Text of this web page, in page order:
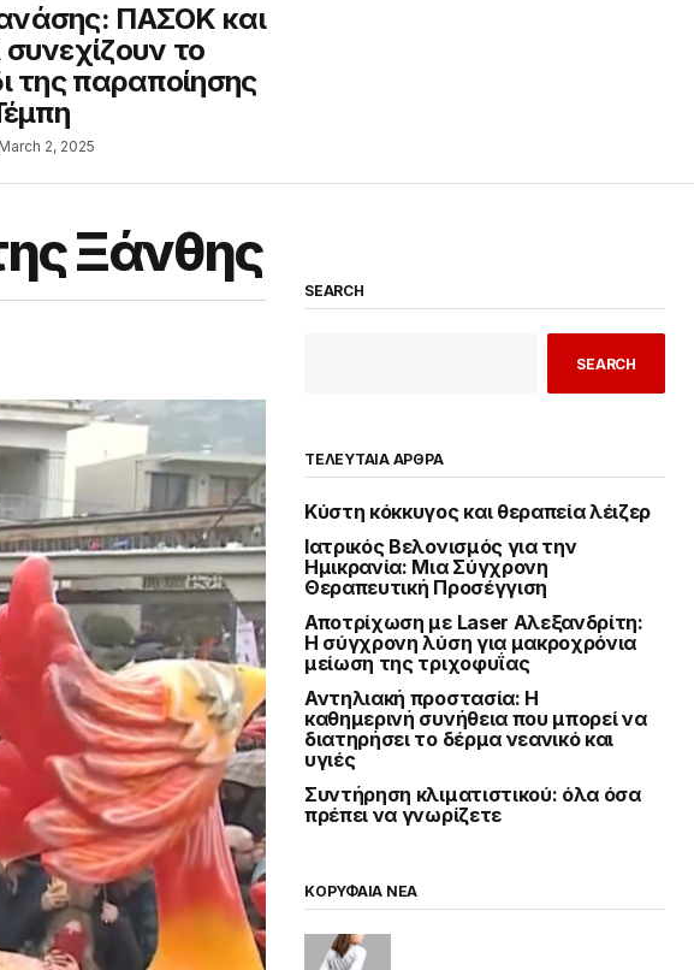
ΠΑΣΟΚ και
το
της παραποίησης
March 2, 2025
Ξάνθης
SEARCH
SEARCH
ΤΕΛΕΥΤΑΙΑ ΑΡΘΡΑ
Κύστη κόκκυγος και θεραπεία λέιζερ
Ιατρικός Βελονισμός για την
Ημικρανία: Μια Σύγχρονη
Θεραπευτική Προσέγγιση
Αποτρίχωση με Laser Αλεξανδρίτη:
Η σύγχρονη λύση για μακροχρόνια
μείωση της τριχοφυΐας
Αντηλιακή προστασία: Η
καθημερινή συνήθεια που μπορεί να
διατηρήσει το δέρμα νεανικό και
υγιές
Συντήρηση κλιματιστικού: όλα όσα
πρέπει να γνωρίζετε
ΚΟΡΥΦΑΙΑ ΝΕΑ